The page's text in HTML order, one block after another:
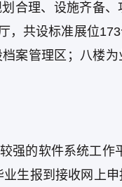
合理、设施齐备、
，共设标准展位
案管理区；八楼
强的软件系统工作
生报到接收网上